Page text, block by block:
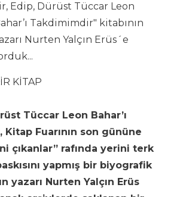
Edip, Dürüst Tüccar Leon
Takdimimdir" kitabının
Nurten Yalçın Erüs´e
KİTAP
Tüccar Leon Bahar’ı
Fuarının son gününe
çıkanlar” rafında yerini terk
yapmış bir biyografik
yazarı Nurten Yalçın Erüs